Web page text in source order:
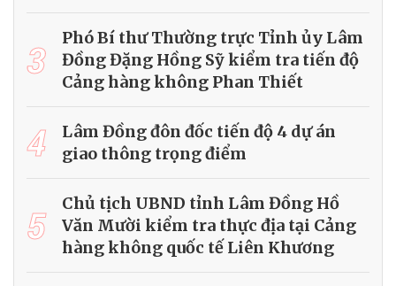
3
Phó Bí thư Thường trực Tỉnh ủy Lâm
Đồng Đặng Hồng Sỹ kiểm tra tiến độ
Cảng hàng không Phan Thiết
4
Lâm Đồng đôn đốc tiến độ 4 dự án
giao thông trọng điểm
5
Chủ tịch UBND tỉnh Lâm Đồng Hồ
Văn Mười kiểm tra thực địa tại Cảng
hàng không quốc tế Liên Khương